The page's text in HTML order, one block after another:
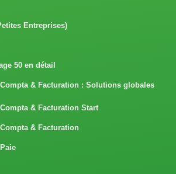
Entreprises)
50 en détail
& Facturation : Solutions globales
& Facturation Start
& Facturation